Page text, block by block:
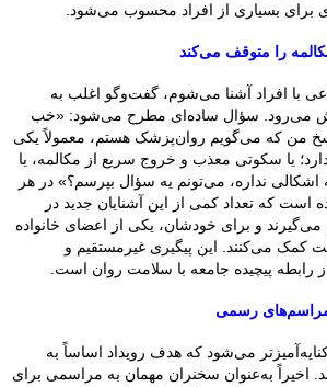
برای بسیاری از افراد محسوب می‌شود.
را متوقف می‌کند
با افراد آشنا می‌شوم، گفت‌وگو اغلب به
می‌رود. سؤال ساده‌ای مطرح می‌شود: «خب
من که می‌گویم روان‌پزشک هستم، معمولاً یکی
دارد؛ یا سکوتی معذب و خروج سریع از مکالمه، یا
اشکالی نداره، می‌تونم یه سؤال بپرسم؟» در هر
است که تعداد کمی از این آشنایان جدید در
و برای خودشان، یکی از اعضای خانواده
کمک می‌کنند. این پیگیری غیرمستقیم و
رابطه پیچیده جامعه با سلامت روان است.
مراسم‌های رسمی
می‌شود که هدف رویداد اساساً به
اخیراً به‌عنوان سخنران مهمان به مراسمی برای